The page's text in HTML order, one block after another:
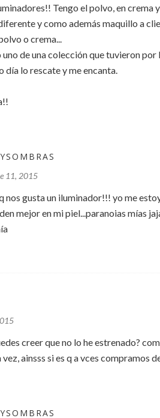
Tengo el polvo, en crema
y como además maquillo a
o crema...
de una colección que tuvieron por
día lo rescate y me encanta.
11, 2015
nos gusta un iluminador!!! yo me
mejor en mi piel...paranoias mías
creer que no lo he estrenado?
ainsss si es q a vces compramos